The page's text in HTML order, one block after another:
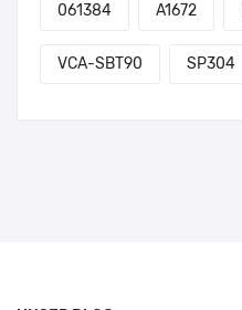
061384 A1672
VCA-SBT90 SP304